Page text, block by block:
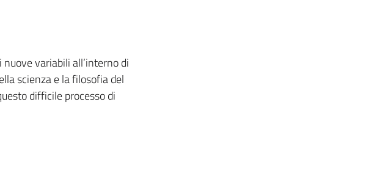
variabili all’interno di
scienza e la filosofia del
difficile processo di